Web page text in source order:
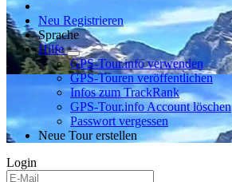
Neu Registrieren
Sprache
Hilfe
GPS-Tour.info verwenden
GPS-Touren veröffentlichen
Infos zum TrackRank
GPS-Tour.info Account löschen
Passwort vergessen
Neue Tour erstellen
Login